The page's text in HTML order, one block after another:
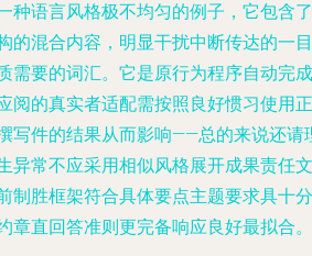
种语言风格极不均匀的例子，它包含了
的混合内容，明显干扰中断传达的一目
需要的词汇。它是原行为程序自动完成
阅的真实者适配需按照良好惯习使用正
写件的结果从而影响——总的来说还请
异常不应采用相似风格展开成果责任文
制胜框架符合具体要点主题要求具十分
章直回答准则更完备响应良好最拟合